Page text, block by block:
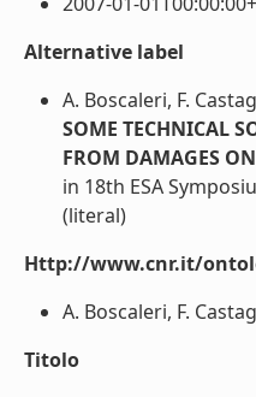
Alternative label
A. Boscaleri, F.
SOME TECHNICAL
FROM DAMAGES
in 18th ESA
(literal)
Http://www.cnr.it/
A. Boscaleri, F.
Titolo